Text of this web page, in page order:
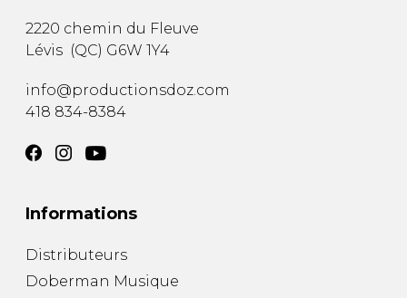
2220 chemin du Fleuve
Lévis (QC) G6W 1Y4
info@productionsdoz.com
418 834-8384
Informations
Distributeurs
Doberman Musique